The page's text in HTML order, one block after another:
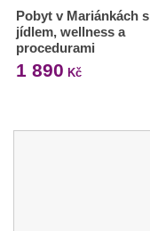
Pobyt v Mariánkách s
jídlem, wellness a
procedurami
1 890 Kč